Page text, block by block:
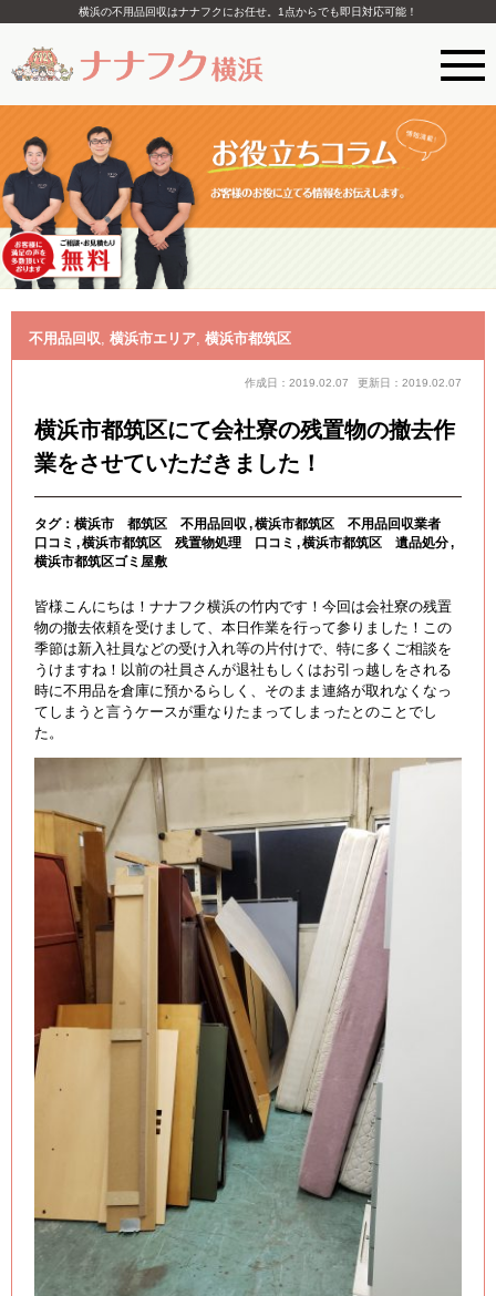
横浜の不用品回収はナナフクにお任せ。1点からでも即日対応可能！
不用品回収, 横浜市エリア, 横浜市都筑区
作成日：2019.02.07 更新日：2019.02.07
横浜市都筑区にて会社寮の残置物の撤去作
業をさせていただきました！
タグ： 横浜市 都筑区 不用品回収
横浜市都筑区 不用品回収業者
口コミ
横浜市都筑区 残置物処理 口コミ
横浜市都筑区 遺品処分
横浜市都筑区ゴミ屋敷
皆様こんにちは！ナナフク横浜の竹内です！今回は会社寮の残置
物の撤去依頼を受けまして、本日作業を行って参りました！この
季節は新入社員などの受け入れ等の片付けで、特に多くご相談を
うけますね！以前の社員さんが退社もしくはお引っ越しをされる
時に不用品を倉庫に預かるらしく、そのまま連絡が取れなくなっ
てしまうと言うケースが重なりたまってしまったとのことでし
た。